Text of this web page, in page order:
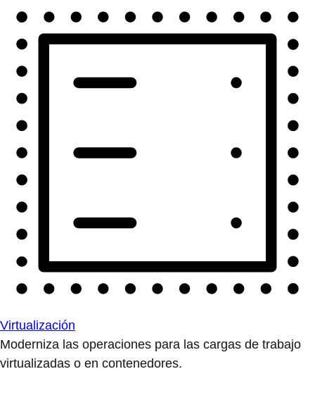
Virtualización
Moderniza las operaciones para las cargas de trabajo
virtualizadas o en contenedores.